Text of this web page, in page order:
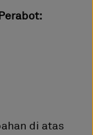
di atas